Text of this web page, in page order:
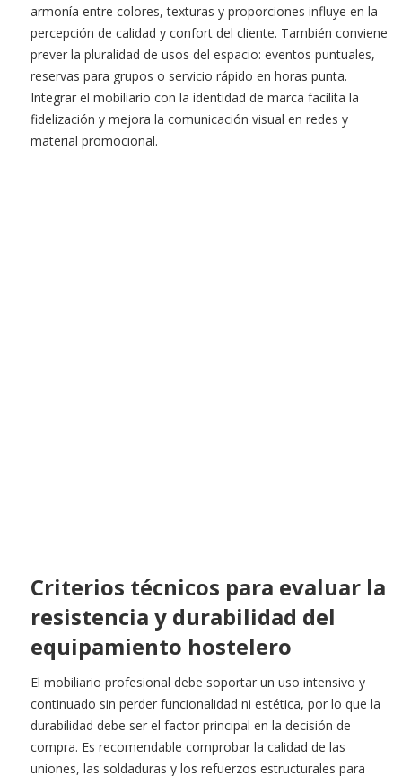
armonía entre colores, texturas y proporciones influye en la
percepción de calidad y confort del cliente. También conviene
prever la pluralidad de usos del espacio: eventos puntuales,
reservas para grupos o servicio rápido en horas punta.
Integrar el mobiliario con la identidad de marca facilita la
fidelización y mejora la comunicación visual en redes y
material promocional.
Criterios técnicos para evaluar la
resistencia y durabilidad del
equipamiento hostelero
El mobiliario profesional debe soportar un uso intensivo y
continuado sin perder funcionalidad ni estética, por lo que la
durabilidad debe ser el factor principal en la decisión de
compra. Es recomendable comprobar la calidad de las
uniones, las soldaduras y los refuerzos estructurales para